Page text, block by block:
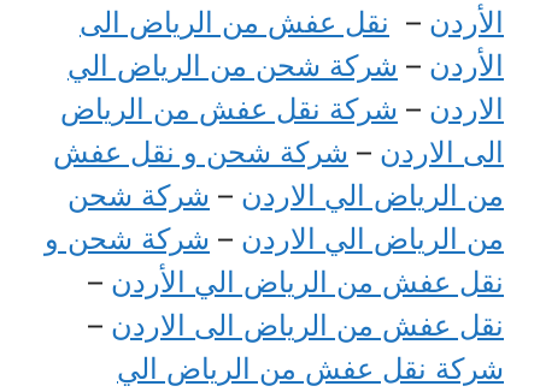
الأردن – نقل عفش من الرياض الى
الأردن – شركة شحن من الرياض الي
الاردن – شركة نقل عفش من الرياض
الى الاردن – شركة شحن و نقل عفش
من الرياض الي الاردن – شركة شحن
من الرياض الي الاردن – شركة شحن و
نقل عفش من الرياض الي الأردن –
نقل عفش من الرياض الى الاردن –
شركة نقل عفش من الرياض الي